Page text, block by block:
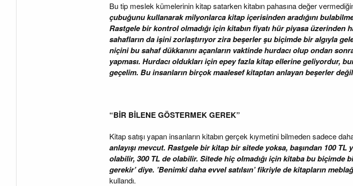
Bu tip meslek kümelerinin kitap satarken kitabın pahasına değer
çubuğunu kullanarak milyonlarca kitap içerisinden aradığını
Rastgele bir kontrol olmadığı için kitabın fiyatı hür piyasa
sahafların da işini zorlaştırıyor zira beşerler şu biçimde bir algıyla
niçini bu sahaf dükkanını açanların vaktinde hurdacı olup ondan
yapması. Hurdacı oldukları için epey fazla kitap ellerine geliyordur,
geçelim. Bu insanların birçok maalesef kitaptan anlayan beşerler
“BİR BİLENE GÖSTERMEK GEREK”
Kitap satışı yapan insanların kitabın gerçek kıymetini bilmeden sadece
anlayışı mevcut. Rastgele bir kitap bir sitede yoksa, başından 100
olabilir, 300 TL de olabilir. Sitede hiç olmadığı için kitaba bu biçimde
gerekir’ diye. ’Benimki daha evvel satılsın’ fikriyle de kitapların
kullandı.